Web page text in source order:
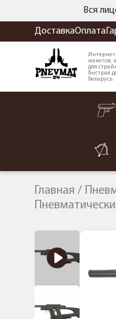
Вся
ДоставкаОплата
макетов,
для
Быстрая
Беларусь.
Главная